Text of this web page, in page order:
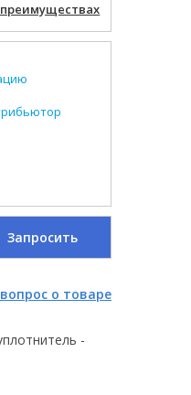
Запросить
о товаре
-